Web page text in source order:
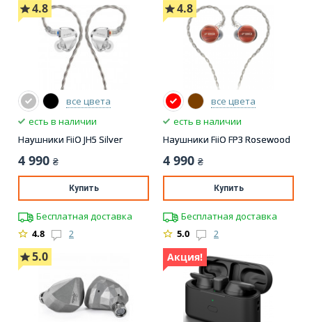
4.8
все цвета
есть в наличии
Наушники FiiO JH5 Silver
4 990 ₴
Купить
Бесплатная доставка
4.8
2
4.8
все цвета
есть в наличии
Наушники FiiO FP3 Rosewood
4 990 ₴
Купить
Бесплатная доставка
5.0
2
5.0 Акция!